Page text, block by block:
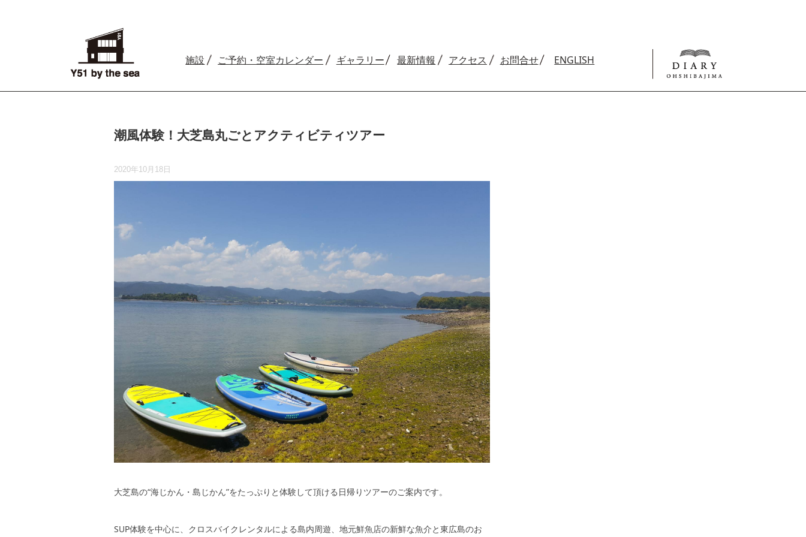
施設 ご予約 ・空室カレンダー ギャラリー 最新情報 アクセス お問合せ ENGLISH
潮風体験！大芝島丸ごとアクティビティツアー
2020年10月18日
大芝島の“海じかん・島じかん”をたっぷりと体験して頂ける日帰りツアーのご案内です。
SUP体験を中心に、クロスバイクレンタルによる島内周遊、地元鮮魚店の新鮮な魚介と東広島のお